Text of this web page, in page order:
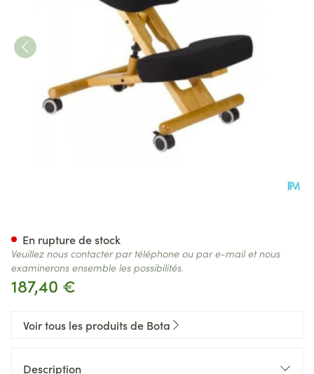
187,40 €
En rupture de stock
Veuillez nous contacter par téléphone ou par e-mail et nous
examinerons ensemble les possibilités.
Voir tous les produits de Bota
Description